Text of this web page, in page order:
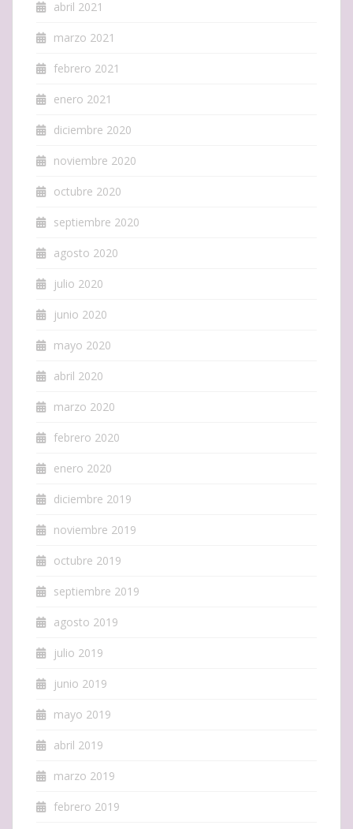
abril 2021
marzo 2021
febrero 2021
enero 2021
diciembre 2020
noviembre 2020
octubre 2020
septiembre 2020
agosto 2020
julio 2020
junio 2020
mayo 2020
abril 2020
marzo 2020
febrero 2020
enero 2020
diciembre 2019
noviembre 2019
octubre 2019
septiembre 2019
agosto 2019
julio 2019
junio 2019
mayo 2019
abril 2019
marzo 2019
febrero 2019